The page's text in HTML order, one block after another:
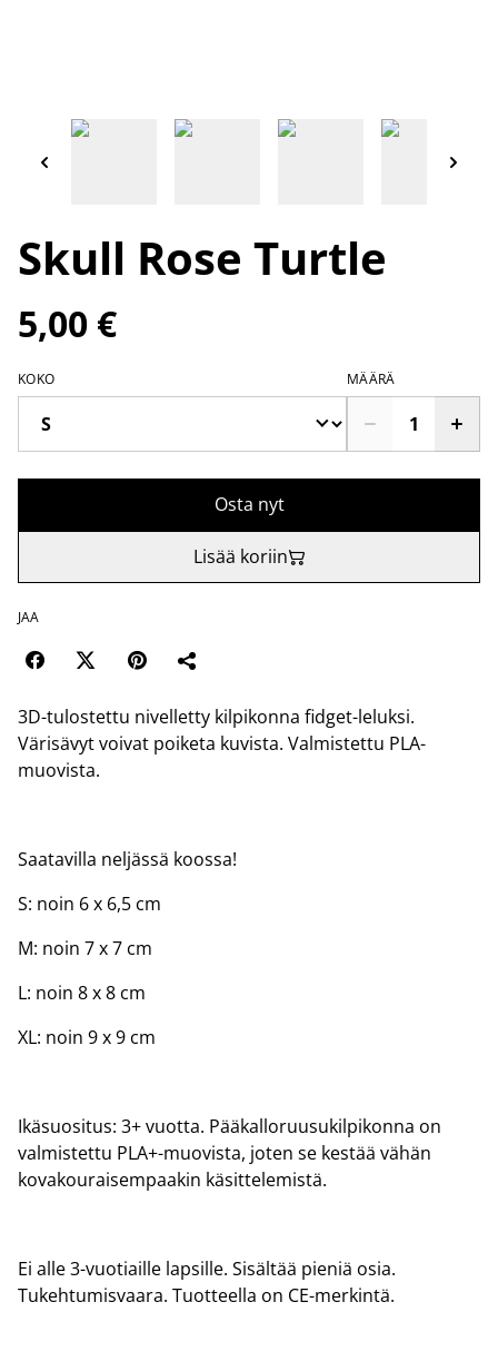
Skull Rose Turtle
5,00 €
KOKO MÄÄRÄ
Osta nyt
Lisää koriin
JAA
3D-tulostettu nivelletty kilpikonna fidget-leluksi.
Värisävyt voivat poiketa kuvista. Valmistettu PLA-
muovista.
Saatavilla neljässä koossa!
S: noin 6 x 6,5 cm
M: noin 7 x 7 cm
L: noin 8 x 8 cm
XL: noin 9 x 9 cm
Ikäsuositus: 3+ vuotta. Pääkalloruusukilpikonna on
valmistettu PLA+-muovista, joten se kestää vähän
kovakouraisempaakin käsittelemistä.
Ei alle 3-vuotiaille lapsille. Sisältää pieniä osia.
Tukehtumisvaara. Tuotteella on CE-merkintä.